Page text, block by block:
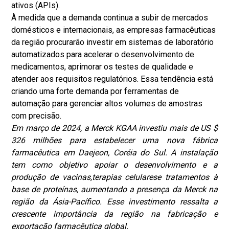
ativos (APIs).
À medida que a demanda continua a subir de mercados
domésticos e internacionais, as empresas farmacêuticas
da região procurarão investir em sistemas de laboratório
automatizados para acelerar o desenvolvimento de
medicamentos, aprimorar os testes de qualidade e
atender aos requisitos regulatórios. Essa tendência está
criando uma forte demanda por ferramentas de
automação para gerenciar altos volumes de amostras
com precisão.
Em março de 2024, a Merck KGAA investiu mais de US $
326 milhões para estabelecer uma nova fábrica
farmacêutica em Daejeon, Coréia do Sul. A instalação
tem como objetivo apoiar o desenvolvimento e a
produção de vacinas,terapias celularese tratamentos à
base de proteínas, aumentando a presença da Merck na
região da Ásia-Pacífico. Esse investimento ressalta a
crescente importância da região na fabricação e
exportação farmacêutica global.